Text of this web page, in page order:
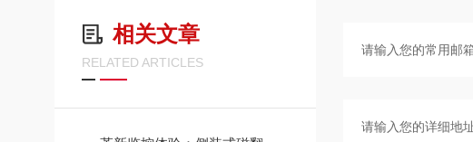
相关文章
RELATED ARTICLES